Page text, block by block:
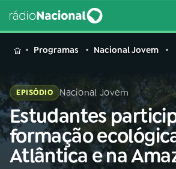
MENU
Buscar
na
Rádio
Nacional
Buscar
Programas Nacional Jovem
EPISÓDIO Nacional Jovem
Estudantes
formação
Atlântica e na